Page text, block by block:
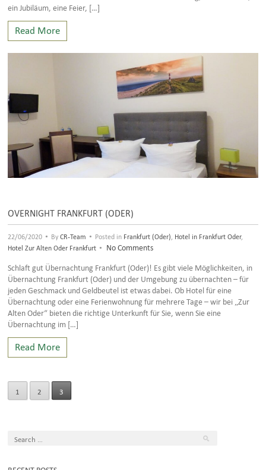
ein Jubiläum, eine Feier, […]
Read More
OVERNIGHT FRANKFURT (ODER)
22/06/2020 • ByCR-Team • Posted in Frankfurt (Oder) Hotel in Frankfurt Oder,
Hotel Zur Alten Oder Frankfurt • No Comments
Schlaft gut Übernachtung Frankfurt (Oder)! Es gibt viele Möglichkeiten, in
Übernachtung Frankfurt (Oder) und der Umgebung zu übernachten – für
jeden Geschmack und Geldbeutel ist etwas dabei. Ob Hotel für eine
Übernachtung oder eine Ferienwohnung für mehrere Tage – wir bei „Zur
Alten Oder“ bieten die richtige Unterkunft für Sie, wenn Sie eine
Übernachtung im […]
Read More
1 2 3